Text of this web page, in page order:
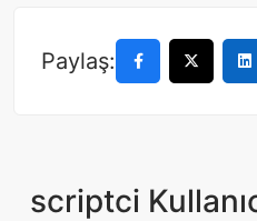
Paylaş:
scriptci